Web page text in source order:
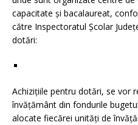
capacitate și bacalaureat,
către Inspectoratul Școlar
dotări:
Achizițiile pentru dotări, se vor
învățământ din fondurile
alocate fiecărei unități de